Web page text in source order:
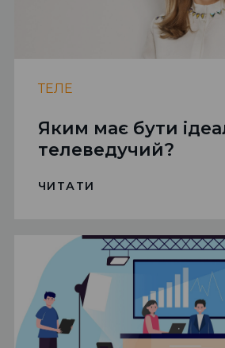
ТЕЛЕ
Яким має бути
телеведучий?
ЧИТАТИ